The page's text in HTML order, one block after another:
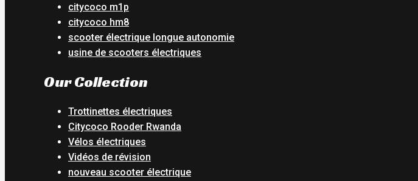
citycoco m1p
citycoco hm8
scooter électrique longue autonomie
usine de scooters électriques
Our Collection
Trottinettes électriques
Citycoco Rooder Rwanda
Vélos électriques
Vidéos de révision
nouveau scooter électrique